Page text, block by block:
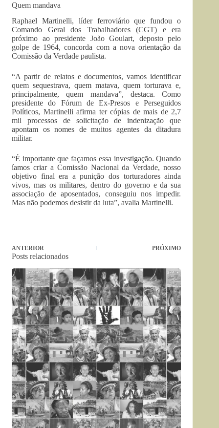
Quem mandava
Raphael Martinelli, líder ferroviário que fundou o
Comando Geral dos Trabalhadores (CGT) e era
próximo ao presidente João Goulart, deposto pelo
golpe de 1964, concorda com a nova orientação da
Comissão da Verdade paulista.
“A partir de relatos e documentos, vamos identificar
quem sequestrava, quem matava, quem torturava e,
principalmente, quem mandava”, destaca. Como
presidente do Fórum de Ex-Presos e Perseguidos
Políticos, Martinelli afirma ter cópias de mais de 2,7
mil processos de solicitação de indenização que
apontam os nomes de muitos agentes da ditadura
militar.
“É importante que façamos essa investigação. Quando
íamos criar a Comissão Nacional da Verdade, nosso
objetivo final era a punição dos torturadores ainda
vivos, mas os militares, dentro do governo e da sua
associação de aposentados, conseguiu nos impedir.
Mas não podemos desistir da luta”, avalia Martinelli.
ANTERIOR PRÓXIMO
Posts relacionados